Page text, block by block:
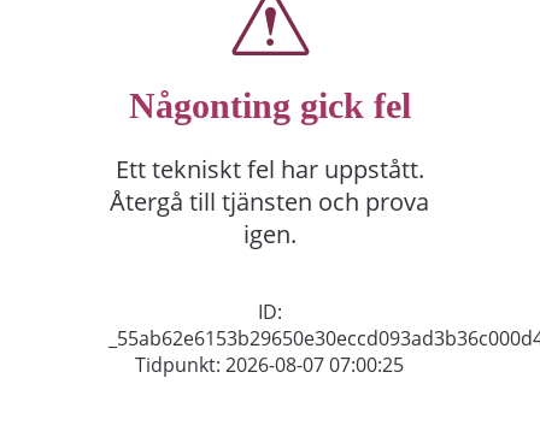
Någonting gick fel
Ett tekniskt fel har uppstått.
Återgå till tjänsten och prova
igen.
ID:
Tidpunkt: 2026-08-07 07:00:25